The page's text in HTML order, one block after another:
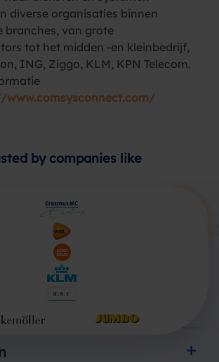
diverse organisaties binnen
branches, van grote
tot het midden -en kleinbedrijf,
ING, Ziggo, KLM, KPN Telecom.
www.comsysconnect.com/
by companies like